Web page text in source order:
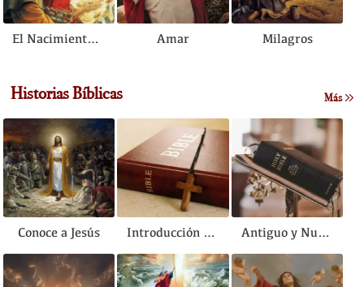
El Nacimiento de Jesús Amar Milagros
Historias Bíblicas Más
Conoce a Jesús Introducción a la Biblia Antiguo y Nuevo Testamento